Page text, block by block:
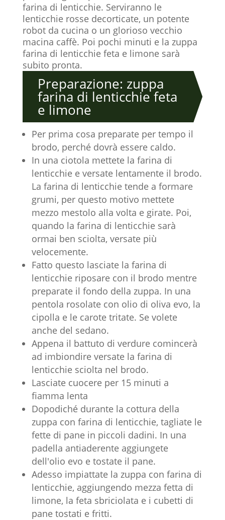
farina di lenticchie. Serviranno le
lenticchie rosse decorticate, un potente
robot da cucina o un glorioso vecchio
macina caffè. Poi pochi minuti e la zuppa
farina di lenticchie feta e limone sarà
subito pronta.
Preparazione: zuppa
farina di lenticchie feta
e limone
Per prima cosa preparate per tempo il
brodo, perché dovrà essere caldo.
In una ciotola mettete la farina di
lenticchie e versate lentamente il brodo.
La farina di lenticchie tende a formare
grumi, per questo motivo mettete
mezzo mestolo alla volta e girate. Poi,
quando la farina di lenticchie sarà
ormai ben sciolta, versate più
velocemente.
Fatto questo lasciate la farina di
lenticchie riposare con il brodo mentre
preparate il fondo della zuppa. In una
pentola rosolate con olio di oliva evo, la
cipolla e le carote tritate. Se volete
anche del sedano.
Appena il battuto di verdure comincerà
ad imbiondire versate la farina di
lenticchie sciolta nel brodo.
Lasciate cuocere per 15 minuti a
fiamma lenta
Dopodiché durante la cottura della
zuppa con farina di lenticchie, tagliate le
fette di pane in piccoli dadini. In una
padella antiaderente aggiungete
dell'olio evo e tostate il pane.
Adesso impiattate la zuppa con farina di
lenticchie, aggiungendo mezza fetta di
limone, la feta sbriciolata e i cubetti di
pane tostati e fritti.